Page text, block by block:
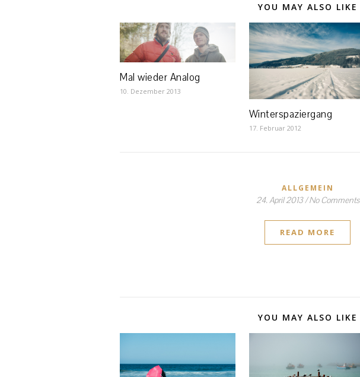
YOU MAY ALSO LIKE
Mal wieder Analog
10. Dezember 2013
Winterspaziergang
17. Februar 2012
ALLGEMEIN
24. April 2013/No Comments
READ MORE
YOU MAY ALSO LIKE